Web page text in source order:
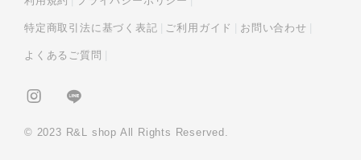
特定商取引法に基づく表記 ご利用ガイド お問い合わせ
よくあるご質問
© 2023 R&L shop All Rights Reserved.